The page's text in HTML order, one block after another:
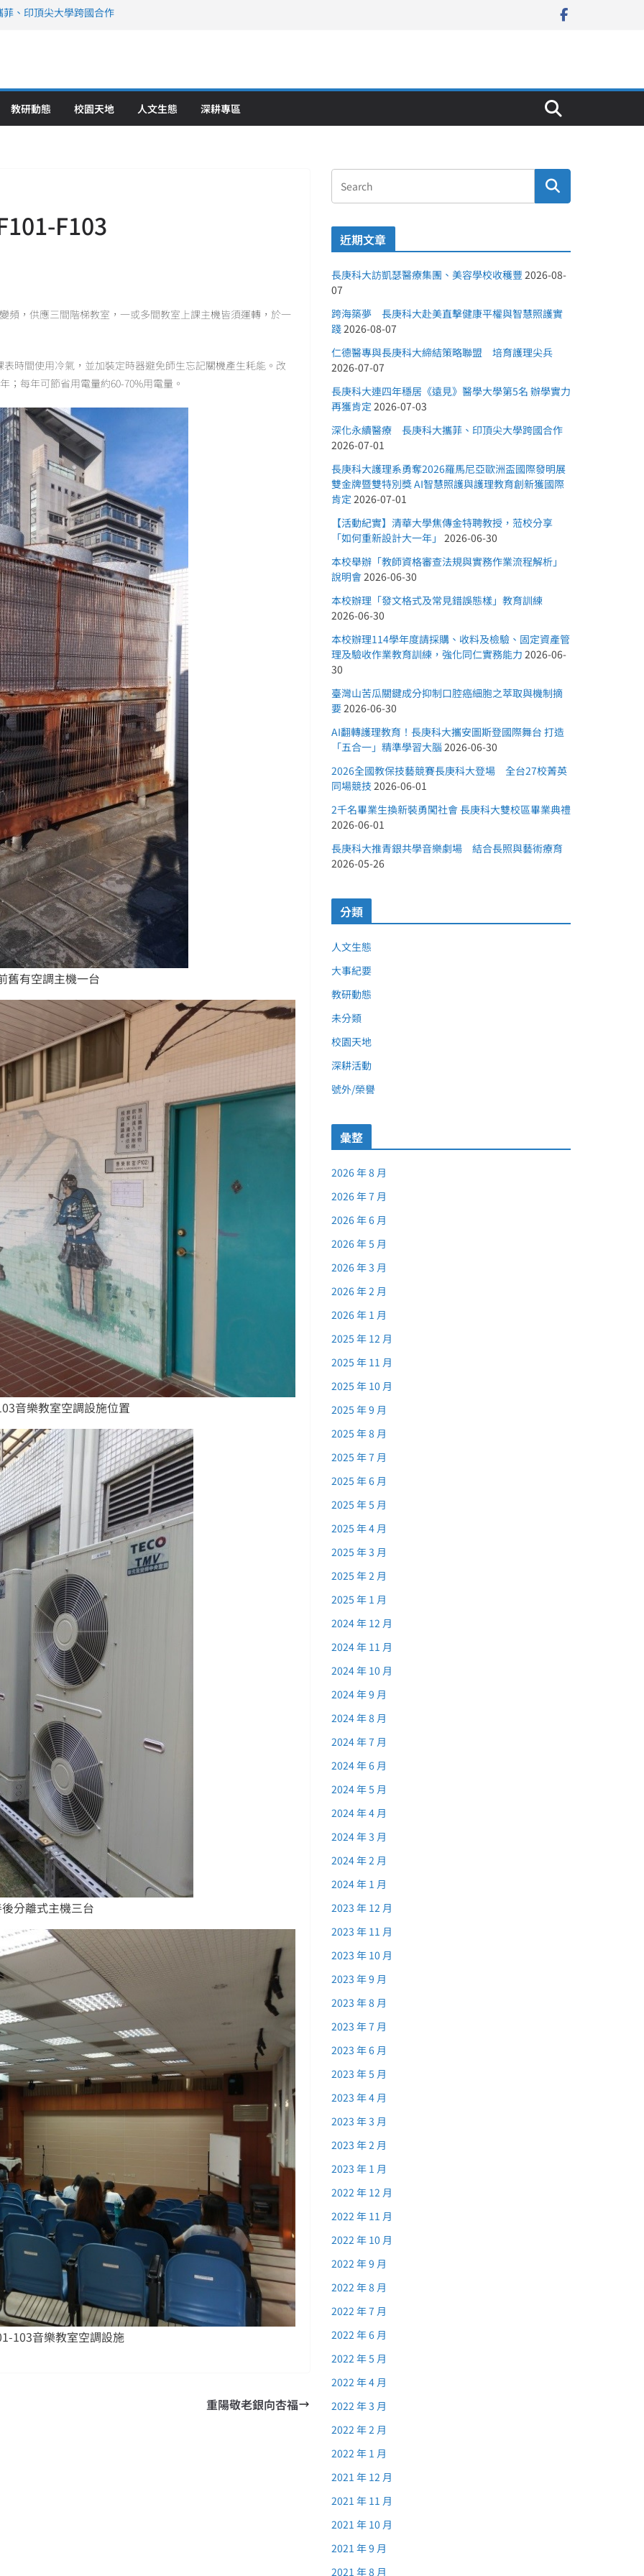
、印頂尖大學跨國合作
教研動態 校園天地 人文生態 深耕專區
F103
頻，供應三間階梯教室，一或多間教室上課主機皆須運轉，於一
時間使用冷氣，並加裝定時器避免師生忘記關機產生耗能。改
；每年可節省用電量約60-70%用電量。
舊有空調主機一台
音樂教室空調設施位置
分離式主機三台
103音樂教室空調設施
重陽敬老銀向杏福
近期文章
長庚科大訪凱瑟醫療集團、美容學校收穫豐 2026-08-
07
跨海築夢 長庚科大赴美直擊健康平權與智慧照護實
踐2026-08-07
仁德醫專與長庚科大締結策略聯盟 培育護理尖兵
2026-07-07
長庚科大連四年穩居《遠見》醫學大學第5名 辦學實力
再獲肯定 2026-07-03
深化永續醫療 長庚科大攜菲、印頂尖大學跨國合作
2026-07-01
長庚科大護理系勇奪2026羅馬尼亞歐洲盃國際發明展
雙金牌暨雙特別獎 AI智慧照護與護理教育創新獲國際
肯定 2026-07-01
【活動紀實】清華大學焦傳金特聘教授，蒞校分享
「如何重新設計大一年」 2026-06-30
本校舉辦「教師資格審查法規與實務作業流程解析」
說明會2026-06-30
本校辦理「發文格式及常見錯誤態樣」教育訓練
2026-06-30
本校辦理114學年度請採購、收料及檢驗、固定資產管
理及驗收作業教育訓練，強化同仁實務能力 2026-06-
30
臺灣山苦瓜關鍵成分抑制口腔癌細胞之萃取與機制摘
要2026-06-30
AI翻轉護理教育！長庚科大攜安圖斯登國際舞台 打造
「五合一」精準學習大腦 2026-06-30
2026全國教保技藝競賽長庚科大登場 全台27校菁英
同場競技 2026-06-01
2千名畢業生換新裝勇闖社會 長庚科大雙校區畢業典禮
2026-06-01
長庚科大推青銀共學音樂劇場 結合長照與藝術療育
2026-05-26
分類
人文生態
大事紀要
教研動態
未分類
校園天地
深耕活動
號外/榮譽
彙整
2026 年 8 月
2026 年 7 月
2026 年 6 月
2026 年 5 月
2026 年 3 月
2026 年 2 月
2026 年 1 月
2025 年 12 月
2025 年 11 月
2025 年 10 月
2025 年 9 月
2025 年 8 月
2025 年 7 月
2025 年 6 月
2025 年 5 月
2025 年 4 月
2025 年 3 月
2025 年 2 月
2025 年 1 月
2024 年 12 月
2024 年 11 月
2024 年 10 月
2024 年 9 月
2024 年 8 月
2024 年 7 月
2024 年 6 月
2024 年 5 月
2024 年 4 月
2024 年 3 月
2024 年 2 月
2024 年 1 月
2023 年 12 月
2023 年 11 月
2023 年 10 月
2023 年 9 月
2023 年 8 月
2023 年 7 月
2023 年 6 月
2023 年 5 月
2023 年 4 月
2023 年 3 月
2023 年 2 月
2023 年 1 月
2022 年 12 月
2022 年 11 月
2022 年 10 月
2022 年 9 月
2022 年 8 月
2022 年 7 月
2022 年 6 月
2022 年 5 月
2022 年 4 月
2022 年 3 月
2022 年 2 月
2022 年 1 月
2021 年 12 月
2021 年 11 月
2021 年 10 月
2021 年 9 月
2021 年 8 月